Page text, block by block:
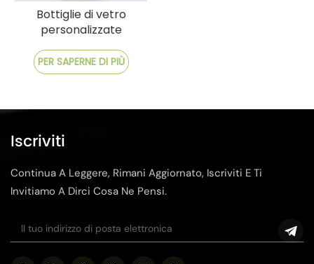
Bottiglie di vetro
personalizzate
personalizzazione e
spedizione veloce
PER SAPERNE DI PIÙ
Iscriviti
Continua A Leggere, Rimani Aggiornato, Iscriviti E Ti
Invitiamo A Dirci Cosa Ne Pensi.